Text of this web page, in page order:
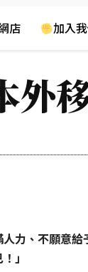
店 加入
力、不願意
」